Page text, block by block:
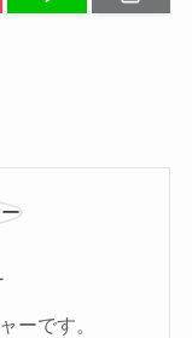
ーです。